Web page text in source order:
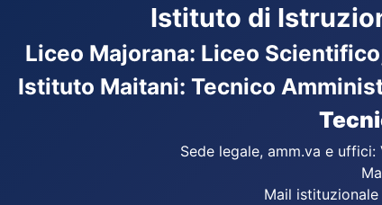
Istituto di
Liceo Majorana: Liceo
Istituto Maitani: Tecnico
Sede legale, amm.va e
Mail istituzionale